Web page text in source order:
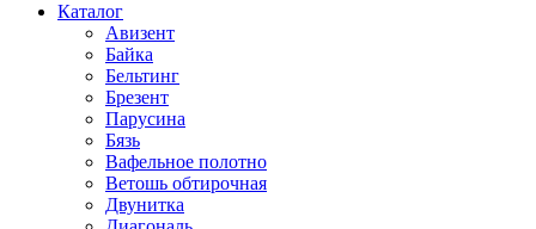
Каталог
Авизент
Байка
Бельтинг
Брезент
Парусина
Бязь
Вафельное полотно
Ветошь обтирочная
Двунитка